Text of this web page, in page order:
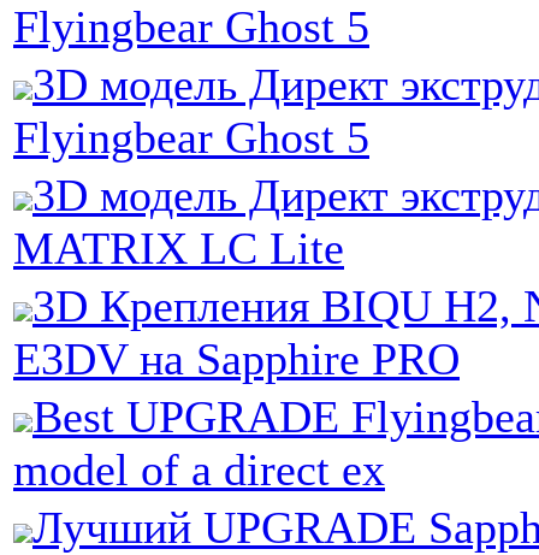
Flyingbear Ghost 5
3D модель Директ
Flyingbear Ghost 5
3D модель Директ
MATRIX LC Lite
3D Крепления BIQU H2,
E3DV на Sapphire PRO
Best UPGRADE
model of a direct ex
Лучший UPGRADE